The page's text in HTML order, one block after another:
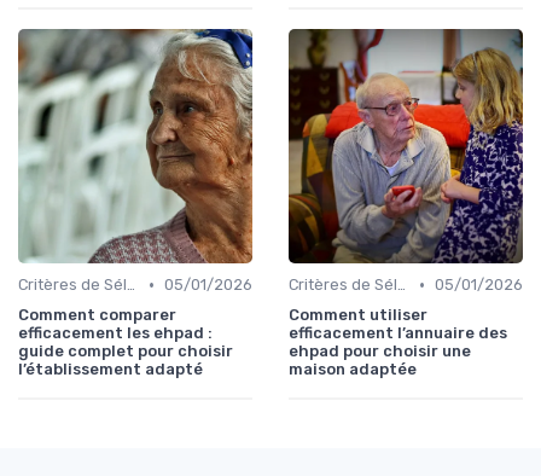
Critères de Sélection • 05/01/2026
Comment comparer
efficacement les ehpad :
guide complet pour choisir
l’établissement adapté
Critères de Sélection • 05/01/2026
Comment utiliser
efficacement l’annuaire des
ehpad pour choisir une
maison adaptée